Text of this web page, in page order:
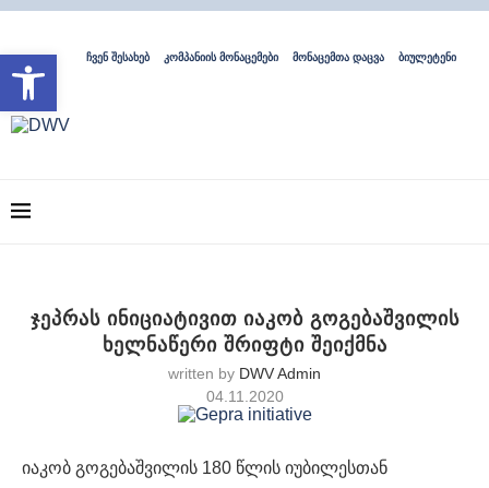
Open toolbarჩვენ შესახებ კომპანიის მონაცემები მონაცემთა დაცვა ბიულეტენი
ჯეპრას ინიციატივით იაკობ გოგებაშვილის
ხელნაწერი შრიფტი შეიქმნა
written by DWV Admin
04.11.2020
იაკობ გოგებაშვილის 180 წლის იუბილესთან